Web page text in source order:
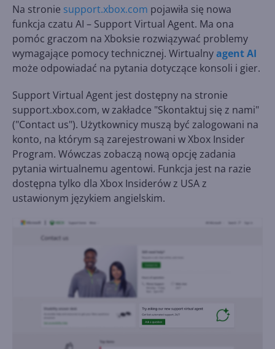
Na stronie support.xbox.com pojawiła się nowa
funkcja czatu AI – Support Virtual Agent. Ma ona
pomóc graczom na Xboksie rozwiązywać problemy
wymagające pomocy technicznej. Wirtualnyagent AI
może odpowiadać na pytania dotyczące konsoli i gier.
Support Virtual Agent jest dostępny na stronie
support.xbox.com, w zakładce "Skontaktuj się z nami"
("Contact us"). Użytkownicy muszą być zalogowani na
konto, na którym są zarejestrowani w Xbox Insider
Program. Wówczas zobaczą nową opcję zadania
pytania wirtualnemu agentowi. Funkcja jest na razie
dostępna tylko dla Xbox Insiderów z USA z
ustawionym językiem angielskim.